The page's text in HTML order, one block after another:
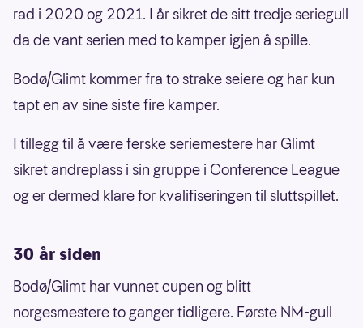
rad i 2020 og 2021. I år sikret de sitt tredje seriegull
da de vant serien med to kamper igjen å spille.
Bodø/Glimt kommer fra to strake seiere og har kun
tapt en av sine siste fire kamper.
I tillegg til å være ferske seriemestere har Glimt
sikret andreplass i sin gruppe i Conference League
og er dermed klare for kvalifiseringen til sluttspillet.
30 år siden
Bodø/Glimt har vunnet cupen og blitt
norgesmestere to ganger tidligere. Første NM-gull